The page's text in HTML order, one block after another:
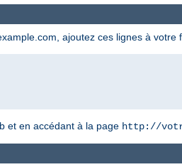
ajoutez ces lignes à votre
et en accédant à la page http://